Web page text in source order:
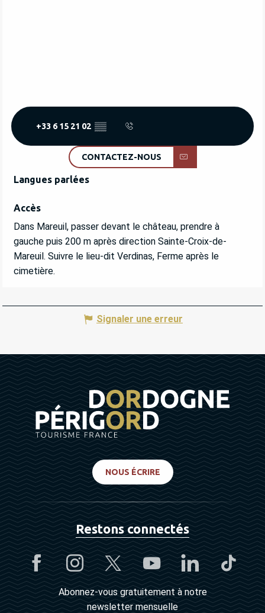
+33 6 15 21 02 ▒▒
CONTACTEZ-NOUS
Langues parlées
Langues parlées
Accès
Accès
Dans Mareuil, passer devant le château, prendre à
gauche puis 200 m après direction Sainte-Croix-de-
Mareuil. Suivre le lieu-dit Verdinas, Ferme après le
cimetière.
Signaler une erreur
NOUS ÉCRIRE
Restons connectés
Abonnez-vous gratuitement à notre
newsletter mensuelle